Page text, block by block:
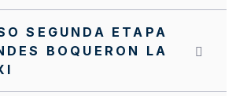
SC0182 FFIE 2025
SEGUNDA ETAPA
BOQUERON LA